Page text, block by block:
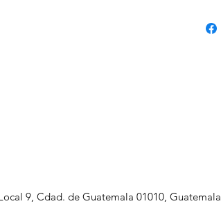
9, Cdad. de Guatemala 01010, Guatemala